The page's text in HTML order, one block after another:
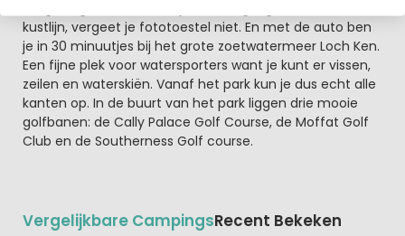
kustlijn, vergeet je fototoestel niet. En met de auto ben
je in 30 minuutjes bij het grote zoetwatermeer Loch Ken.
Een fijne plek voor watersporters want je kunt er vissen,
zeilen en waterskiën. Vanaf het park kun je dus echt alle
kanten op. In de buurt van het park liggen drie mooie
golfbanen: de Cally Palace Golf Course, de Moffat Golf
Club en de Southerness Golf course.
Vergelijkbare CampingsRecent Bekeken